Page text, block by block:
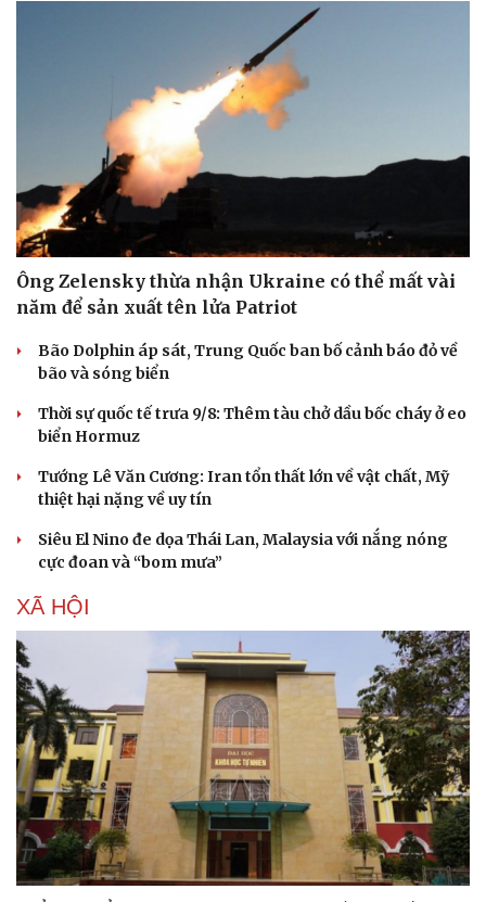
Pháp luật Quân sự - Quốc phòng
Ông Zelensky thừa nhận Ukraine có thể mất vài
năm để sản xuất tên lửa Patriot
Bão Dolphin áp sát, Trung Quốc ban bố cảnh báo đỏ về
bão và sóng biển
Thời sự quốc tế trưa 9/8: Thêm tàu chở dầu bốc cháy ở eo
biển Hormuz
Tướng Lê Văn Cương: Iran tổn thất lớn về vật chất, Mỹ
thiệt hại nặng về uy tín
Siêu El Nino đe dọa Thái Lan, Malaysia với nắng nóng
cực đoan và “bom mưa”
XÃ HỘI